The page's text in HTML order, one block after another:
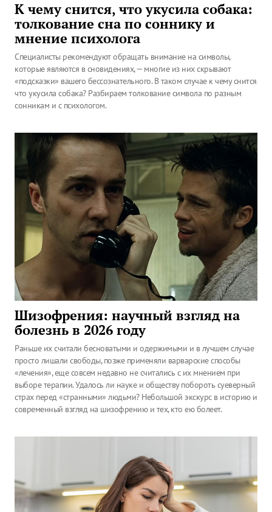
К чему снится, что укусила собака:
толкование сна по соннику и
мнение психолога
Специалисты рекомендуют обращать внимание на символы,
которые являются в сновидениях, — многие из них скрывают
«подсказки» вашего бессознательного. В таком случае к чему снится,
что укусила собака? Разбираем толкование символа по разным
сонникам и с психологом.
Шизофрения: научный взгляд на
болезнь в 2026 году
Раньше их считали бесноватыми и одержимыми и в лучшем случае
просто лишали свободы, позже применяли варварские способы
«лечения», еще совсем недавно не считались с их мнением при
выборе терапии. Удалось ли науке и обществу побороть суеверный
страх перед «странными» людьми? Небольшой экскурс в историю и
современный взгляд на шизофрению и тех, кто ею болеет.